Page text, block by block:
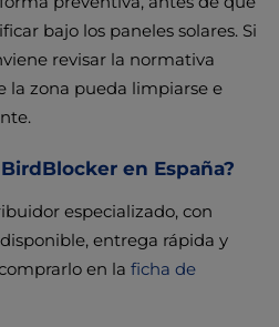
bajo los paneles solares. Si
revisar la normativa
la zona pueda limpiarse e
en España?
especializado, con
entrega rápida y
en la ficha de